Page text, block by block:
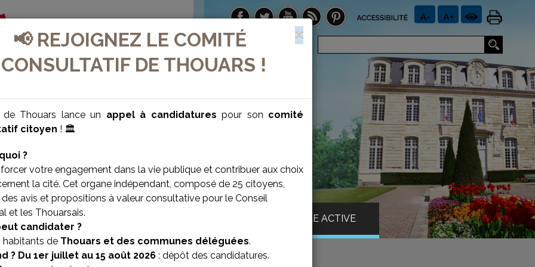
📢 REJOIGNEZ LE COMITÉ
CONSULTATIF DE THOUARS !
Thouars lance un appel à candidatures pour son comité
citoyen ! 🏛️
?
votre engagement dans la vie publique et contribuer aux choix
la cité. Cet organe indépendant, composé de 25 citoyens,
avis et propositions à valeur consultative pour le Conseil
et les Thouarsais.
candidater ?
habitants de Thouars et des communes déléguées.
? Du 1er juillet au 15 août 2026 : dépôt des candidatures.
VILLE BIEN-ÊTRE VILLE ACTIVE